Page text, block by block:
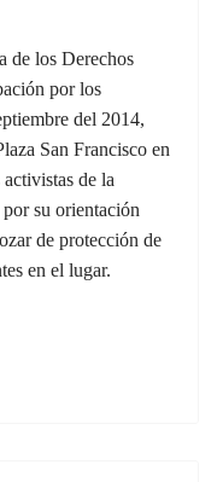
de los Derechos
por los
del 2014,
San Francisco en
de la
su orientación
de protección de
en el lugar.